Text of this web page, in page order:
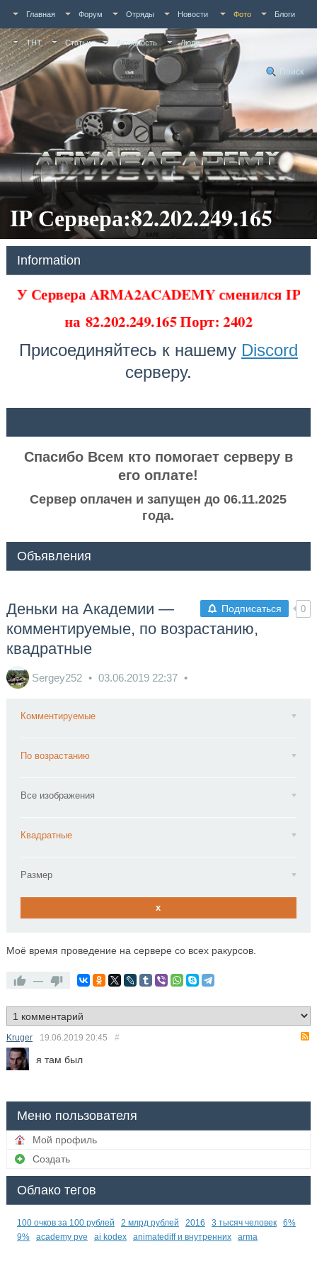
Главная Форум Отряды Новости Фото Блоги
ТНТ Статьи Активность Люди
Поиск
IP Сервера:82.202.249.165
Information
У Сервера ARMA2ACADEMY сменился IP
на82.202.249.165 Порт: 2402
Присоединяйтесь к нашему Discord
серверу.
Спасибо Всем кто помогает серверу в
его оплате!
Сервер оплачен и запущен до 06.11.2025
года.
Объявления
Подписаться 0
Деньки на Академии —
комментируемые, по возрастанию,
квадратные
Sergey252 03.06.2019 22:37
Комментируемые
По возрастанию
Все изображения
Квадратные
Размер
x
Моё время проведение на сервере со всех ракурсов.
—
Kruger 19.06.2019 20:45 #
я там был
Меню пользователя
Мой профиль
Создать
Облако тегов
100 очков за 100 рублей 2 млрд рублей 2016 3 тысяч человек
6%
9%
academy pve ai kodex animatediff и внутренних arma